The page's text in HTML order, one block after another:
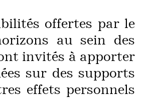
offertes par le
au sein des
invités à apporter
sur des supports
effets personnels